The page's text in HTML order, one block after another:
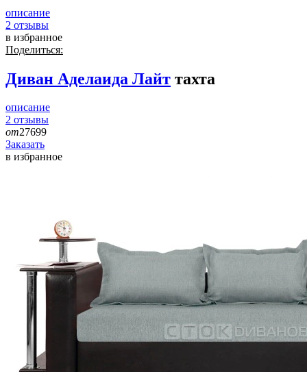
описание
2 отзывы
в избранное
Поделиться:
Диван Аделаида Лайт тахта
описание
2 отзывы
от27699
Заказать
в избранное